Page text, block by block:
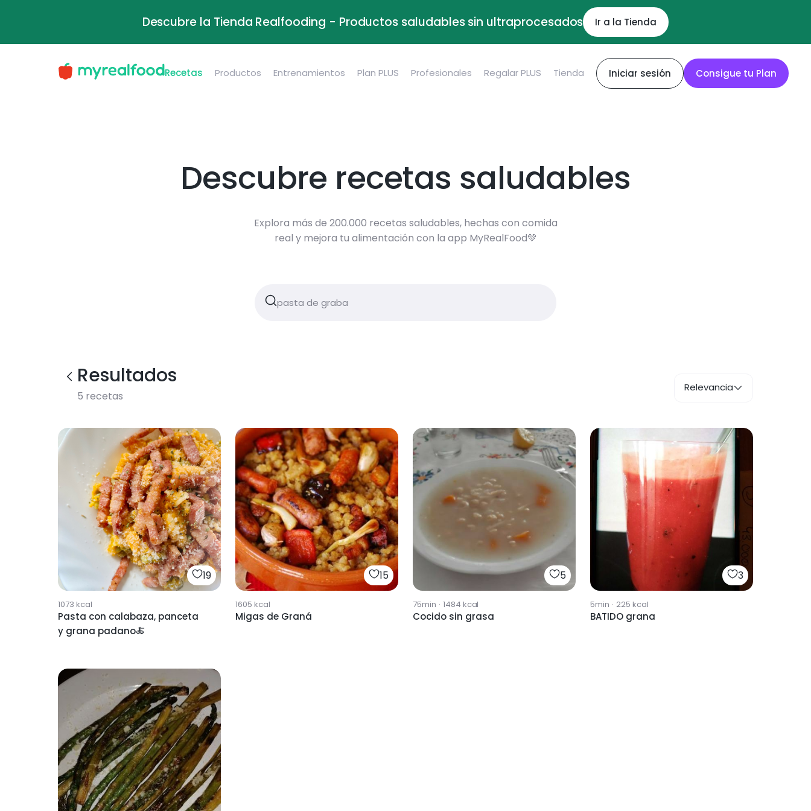
Descubre la Tienda Realfooding - Productos saludables sin ultraprocesados Ir a la Tienda
Recetas Productos Entrenamientos Plan PLUS Profesionales Regalar PLUS Tienda Iniciar sesión Consigue tu Plan
Descubre recetas saludables
Explora más de 200.000 recetas saludables, hechas con comida
real y mejora tu alimentación con la app MyRealFood💚
Resultados
5 recetas
Relevancia
19
1073 kcal
Pasta con calabaza, panceta
y grana padano🍝
15
1605 kcal
Migas de Graná
5
75min · 1484 kcal
Cocido sin grasa
3
5min · 225 kcal
BATIDO grana